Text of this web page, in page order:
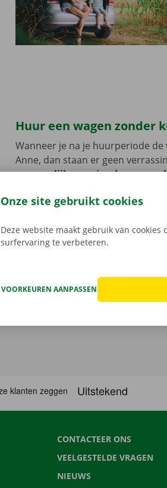
Huur een wagen zonder
Wanneer je na je huurperiode
Anne, dan staan er geen
persoonlijke service dragen we
van pechverhelping binnen heel
CONTACTEER ONS
VEELGESTELDE VRAGEN
NIEUWS
Onze site gebruikt cookies
Deze website maakt gebruik van
surfervaring te verbeteren.
VOORKEUREN AANPASSEN